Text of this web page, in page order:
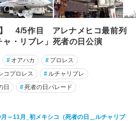
】 4/5作目 アレナメヒコ最前列
・リブレ」死者の日公演
# オアハカ # プロレス
コプロレス # ルチャリブレ
日 #死者の日パレード
～11月_初メキシコ（死者の日＿ルチャリブ